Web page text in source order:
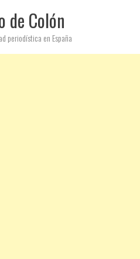
de Colón
periodística en España